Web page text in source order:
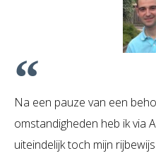
Na een pauze van een
omstandigheden heb ik via
uiteindelijk toch mijn